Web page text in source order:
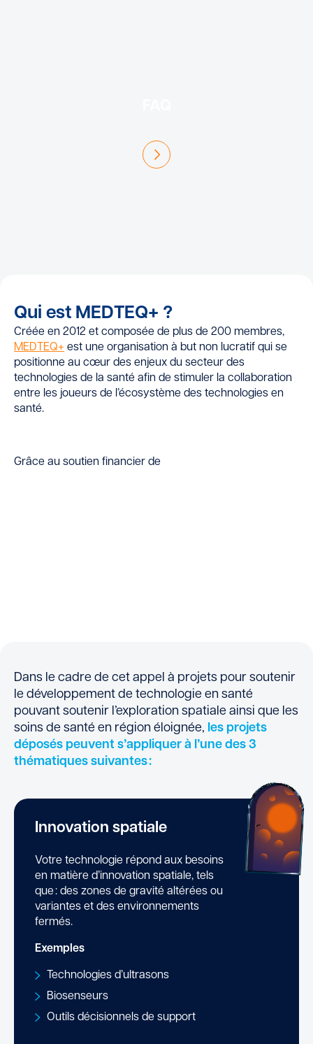
En savoir plus
Qui est MEDTEQ+ ?
Créée en 2012 et composée de plus de 200 membres,
MEDTEQ+ est une organisation à but non lucratif qui se
positionne au cœur des enjeux du secteur des
technologies de la santé afin de stimuler la collaboration
entre les joueurs de l’écosystème des technologies en
santé.
Grâce au soutien financier de
Dans le cadre de cet appel à projets pour soutenir
le développement de technologie en santé
pouvant soutenir l’exploration spatiale ainsi que les
soins de santé en région éloignée, les projets
déposés peuvent s’appliquer à l’une des 3
thématiques suivantes :
Innovation spatiale
Votre technologie répond aux besoins
en matière d’innovation spatiale, tels
que : des zones de gravité altérées ou
variantes et des environnements
fermés.
Exemples
Technologies d’ultrasons
Biosenseurs
Outils décisionnels de support